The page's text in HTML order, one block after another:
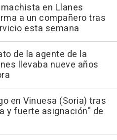
en Llanes
a un compañero tras
esta semana
de la agente de la
llevaba nueve años
en Vinuesa (Soria) tras
y fuerte asignación" de